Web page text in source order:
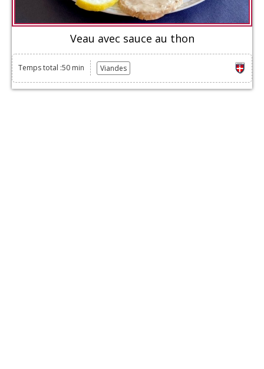
Veau avec sauce au thon
Temps total :50 min Viandes